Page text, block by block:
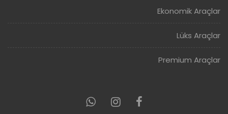
Ekonomik Araçlar
Lüks Araçlar
Premium Araçlar